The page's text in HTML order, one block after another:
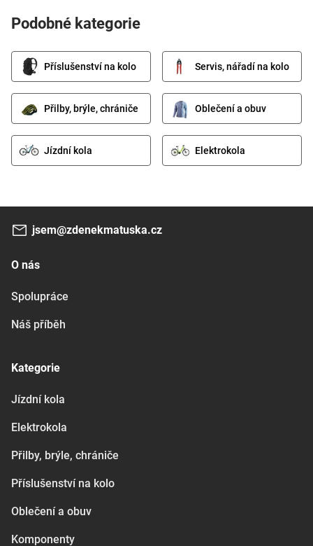
Podobné kategorie
Příslušenství na kolo Servis, nářadí na kolo
Přilby, brýle, chrániče Oblečení a obuv
Jízdní kola Elektrokola
jsem@zdenekmatuska.cz
O nás
Spolupráce
Náš příběh
Kategorie
Jízdní kola
Elektrokola
Přilby, brýle, chrániče
Příslušenství na kolo
Oblečení a obuv
Komponenty